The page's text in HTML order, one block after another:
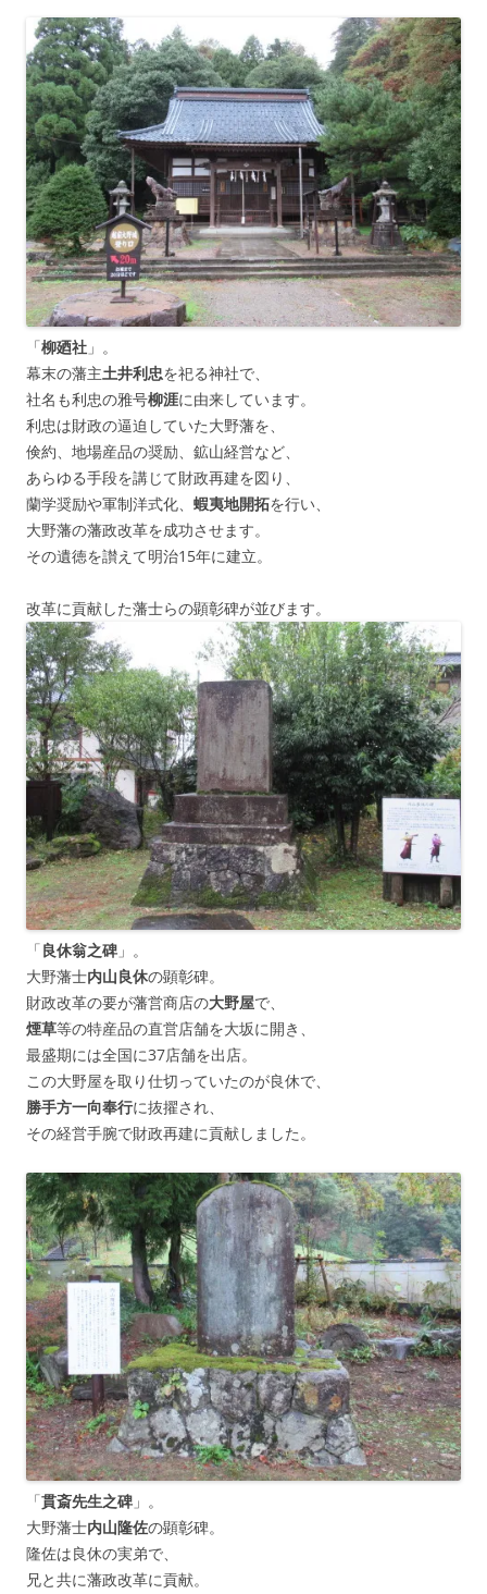
「柳廼社 」。
幕末の藩主土井利忠を祀る神社で、
社名も利忠の雅号柳涯に由来しています。
利忠は財政の逼迫していた大野藩を、
倹約、地場産品の奨励、鉱山経営など、
あらゆる手段を講じて財政再建を図り、
蘭学奨励や軍制洋式化、 蝦夷地開拓を行い、
大野藩の藩政改革を成功させます。
その遺徳を讃えて明治15年に建立。
改革に貢献した藩士らの顕彰碑が並びます。
「良休翁之碑 」。
大野藩士内山良休の顕彰碑。
財政改革の要が藩営商店の大野屋で、
煙草等の特産品の直営店舗を大坂に開き、
最盛期には全国に37店舗を出店。
この大野屋を取り仕切っていたのが良休で、
勝手方一向奉行に抜擢され、
その経営手腕で財政再建に貢献しました。
「貫斎先生之碑 」。
大野藩士内山隆佐の顕彰碑。
隆佐は良休の実弟で、
兄と共に藩政改革に貢献。